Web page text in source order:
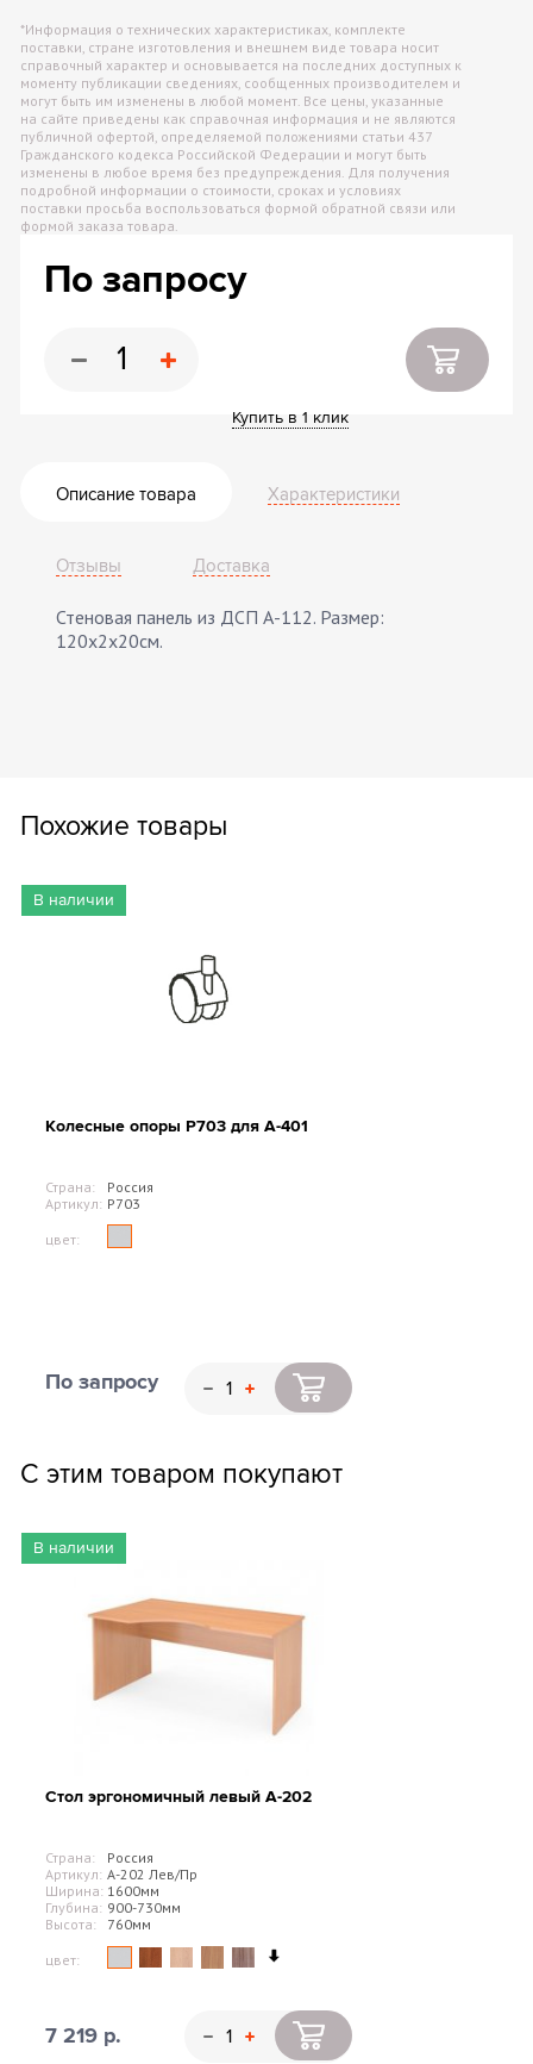
*Информация о технических характеристиках, комплекте
поставки, стране изготовления и внешнем виде товара носит
справочный характер и основывается на последних доступных к
моменту публикации сведениях, сообщенных производителем и
могут быть им изменены в любой момент. Все цены, указанные
на сайте приведены как справочная информация и не являются
публичной офертой, определяемой положениями статьи 437
Гражданского кодекса Российской Федерации и могут быть
изменены в любое время без предупреждения. Для получения
подробной информации о стоимости, сроках и условиях
поставки просьба воспользоваться формой обратной связи или
формой заказа товара.
По запросу
Купить в 1 клик
Описание товара Характеристики
Отзывы Доставка
Стеновая панель из ДСП А-112. Размер:
120х2х20см.
Похожие товары
В наличии
Колесные опоры Р703 для А-401
Страна:
Россия
Артикул: Р703
цвет:
По запросу
С этим товаром покупают
В наличии
Стол эргономичный левый А-202
Страна:
Россия
Артикул: А-202 Лев/Пр
Ширина: 1600мм
Глубина: 900-730мм
Высота:
760мм
цвет:
7 219 р.